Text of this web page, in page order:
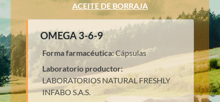
ACEITE DE BORRAJA
OMEGA 3-6-9
Forma farmacéutica:Cápsulas
Laboratorio productor:
LABORATORIOS NATURAL FRESHLY
INFABO S.A.S.